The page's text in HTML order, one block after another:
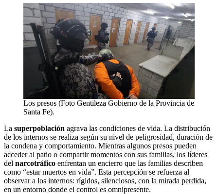
Los presos (Foto Gentileza Gobierno de la Provincia de
Santa Fe).
La superpoblación agrava las condiciones de vida. La distribución
de los internos se realiza según su nivel de peligrosidad, duración de
la condena y comportamiento. Mientras algunos presos pueden
acceder al patio o compartir momentos con sus familias, los líderes
del narcotráfico enfrentan un encierro que las familias describen
como “estar muertos en vida”. Esta percepción se refuerza al
observar a los internos: rígidos, silenciosos, con la mirada perdida,
en un entorno donde el control es omnipresente.